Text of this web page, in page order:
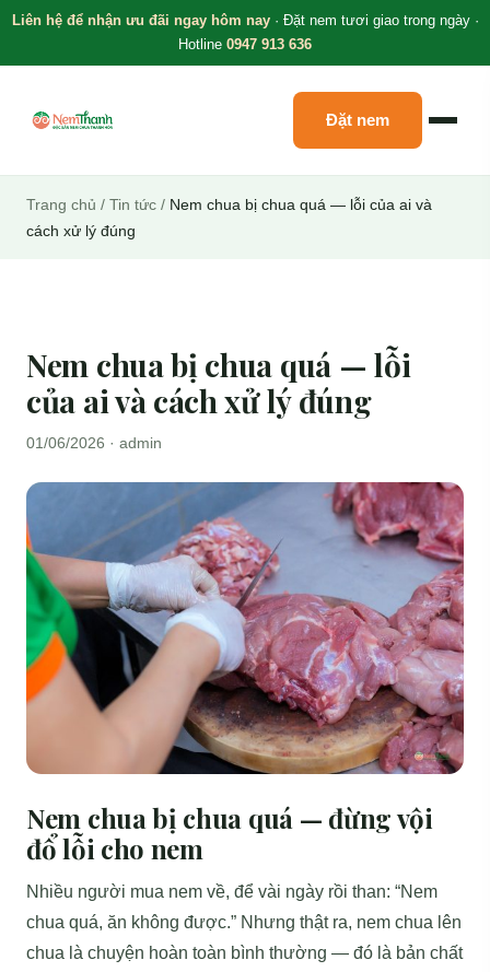
Liên hệ để nhận ưu đãi ngay hôm nay· Đặt nem tươi giao trong ngày ·
Hotline 0947 913 636
Đặt nem
Trang chủ / Tin tức / Nem chua bị chua quá — lỗi của ai và
cách xử lý đúng
Nem chua bị chua quá — lỗi
của ai và cách xử lý đúng
01/06/2026 · admin
Nem chua bị chua quá — đừng vội
đổ lỗi cho nem
Nhiều người mua nem về, để vài ngày rồi than: “Nem
chua quá, ăn không được.” Nhưng thật ra, nem chua lên
chua là chuyện hoàn toàn bình thường — đó là bản chất